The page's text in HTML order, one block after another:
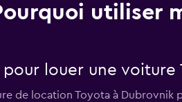
utiliser
louer une voiture
de location Toyota à Dubrovnik